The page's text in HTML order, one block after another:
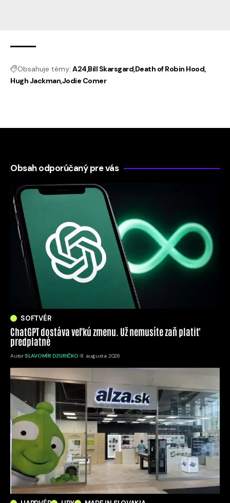
Obsahuje témy: A24Bill SkarsgardDeath of Robin Hood
Hugh JackmanJodie Comer
Obsah odporúčaný pre vás
SOFTVÉR
ChatGPT dostáva veľkú zmenu. Už nemusíte zaň platiť
predplatné
Autor:SLAVOMÍR DZURIČKO 8. augusta 2026